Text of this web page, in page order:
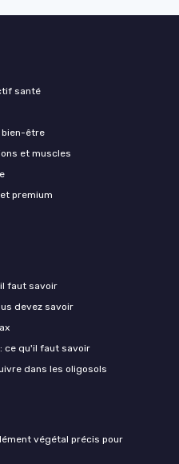
santé
bien-être
et muscles
premium
faut savoir
devez savoir
ce qu'il faut savoir
dans les oligosols
végétal précis pour